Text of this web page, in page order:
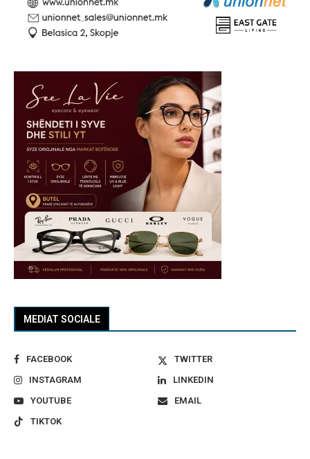
MEDIAT SOCIALE
FACEBOOK
TWITTER
INSTAGRAM
LINKEDIN
YOUTUBE
EMAIL
TIKTOK